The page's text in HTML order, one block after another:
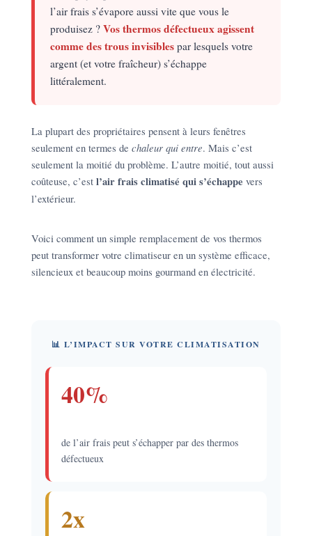
l’air frais s’évapore aussi vite que vous le
produisez ? Vos thermos défectueux agissent
comme des trous invisiblespar lesquels votre
argent (et votre fraîcheur) s’échappe
littéralement.
La plupart des propriétaires pensent à leurs fenêtres
seulement en termes de chaleur qui entre. Mais c’est
seulement la moitié du problème. L’autre moitié, tout aussi
coûteuse, c’est l’air frais climatisé qui s’échappe vers
l’extérieur.
Voici comment un simple remplacement de vos thermos
peut transformer votre climatiseur en un système efficace,
silencieux et beaucoup moins gourmand en électricité.
📊 L’IMPACT SUR VOTRE CLIMATISATION
40%
de l’air frais peut s’échapper par des thermos
défectueux
2x